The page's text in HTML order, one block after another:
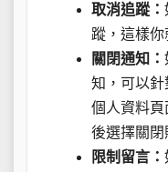
取消追蹤：
蹤，這樣你
關閉通知：
知，可以
個人資料
後選擇關閉
限制留言：